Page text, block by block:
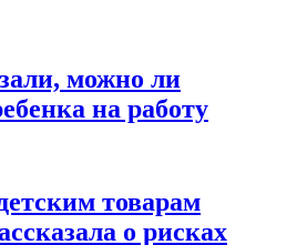
можно ли
на работу
товарам
о рисках